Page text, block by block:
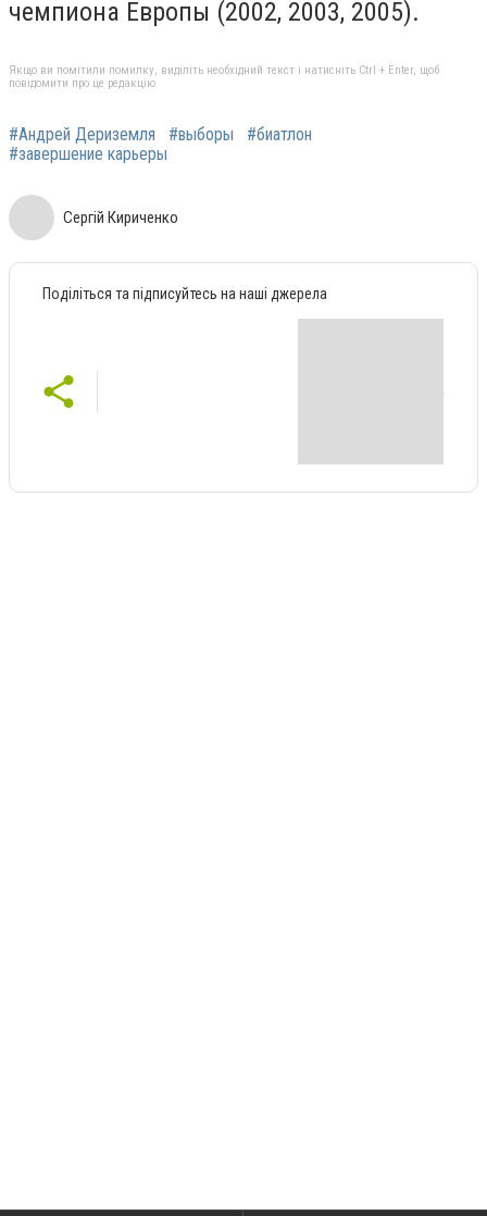
чемпиона Европы (2002, 2003, 2005).
Якщо ви помітили помилку, виділіть необхідний текст і натисніть Ctrl + Enter, щоб
повідомити про це редакцію
#Андрей Дериземля #выборы
#биатлон
#завершение карьеры
Сергій Кириченко
Поділіться та підписуйтесь на наші джерела